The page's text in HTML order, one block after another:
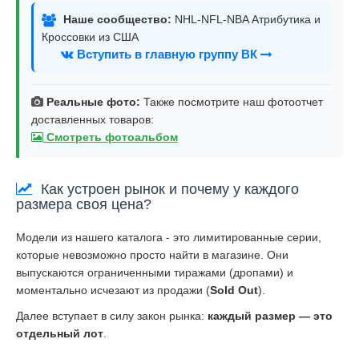
Наше сообщество: NHL-NFL-NBA Атрибутика и
Кроссовки из США
Вступить в главную группу ВК
Реальные фото: Также посмотрите наш фотоотчет
доставленных товаров:
Смотреть фотоальбом
Как устроен рынок и почему у каждого
размера своя цена?
Модели из нашего каталога - это лимитированные серии,
которые невозможно просто найти в магазине. Они
выпускаются ограниченными тиражами (дропами) и
моментально исчезают из продажи (Sold Out).
Далее вступает в силу закон рынка: каждый размер — это
отдельный лот